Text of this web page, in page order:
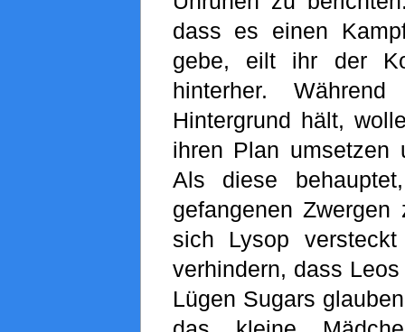
dass es einen
gebe, eilt ihr der
hinterher.
Hintergrund hält,
ihren Plan umsetzen
Als diese
gefangenen
sich Lysop
verhindern, dass
Lügen Sugars